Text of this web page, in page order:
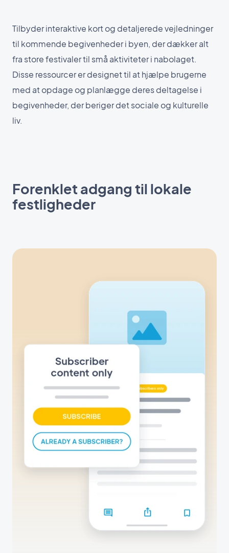
Tilbyder interaktive kort og detaljerede vejledninger
til kommende begivenheder i byen, der dækker alt
fra store festivaler til små aktiviteter i nabolaget.
Disse ressourcer er designet til at hjælpe brugerne
med at opdage og planlægge deres deltagelse i
begivenheder, der beriger det sociale og kulturelle
liv.
Forenklet adgang til lokale
festligheder